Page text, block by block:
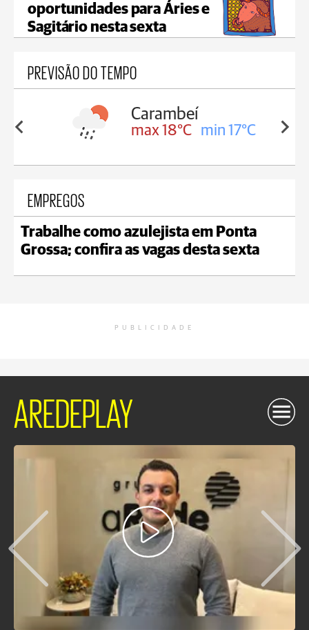
oportunidades para Áries e
Sagitário nesta sexta
PREVISÃO DO TEMPO
18°C
Carambeí
max 18°C min 17°C
EMPREGOS
Trabalhe como azulejista em Ponta
Grossa; confira as vagas desta sexta
PUBLICIDADE
AREDEPLAY